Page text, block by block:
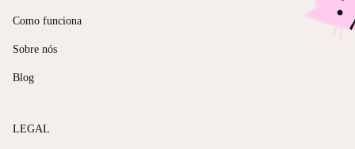
Como funciona
Sobre nós
Blog
LEGAL